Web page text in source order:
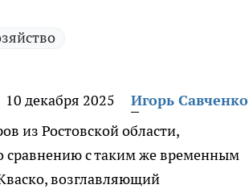
10 декабря 2025
Игорь Савченко
из Ростовской области,
сравнению с таким же временным
возглавляющий